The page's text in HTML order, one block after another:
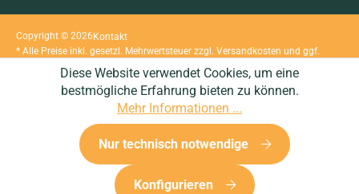
Copyright © 2026Kontakt
* Alle Preise inkl. gesetzl. Mehrwertsteuer zzgl. Versandkosten und ggf.
Diese Website verwendet Cookies, um eine
bestmögliche Erfahrung bieten zu können.
Mehr Informationen ...
Nur technisch notwendige
Konfigurieren